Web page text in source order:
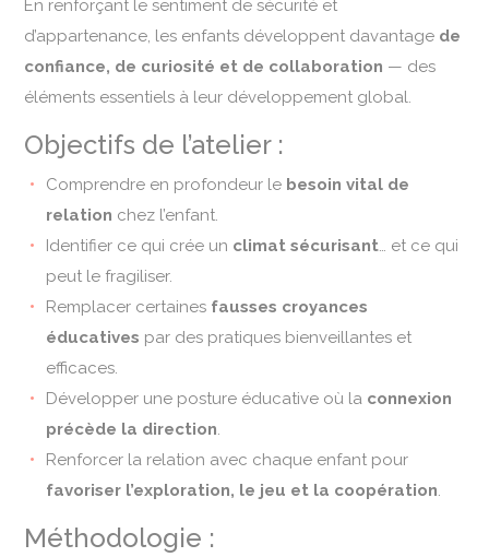
En renforçant le sentiment de sécurité et
d’appartenance, les enfants développent davantage de
confiance, de curiosité et de collaboration — des
éléments essentiels à leur développement global.
Objectifs de l’atelier :
Comprendre en profondeur le besoin vital de
relation chez l’enfant.
Identifier ce qui crée un climat sécurisant… et ce qui
peut le fragiliser.
Remplacer certaines fausses croyances
éducatives par des pratiques bienveillantes et
efficaces.
Développer une posture éducative où la connexion
précède la direction.
Renforcer la relation avec chaque enfant pour
favoriser l’exploration, le jeu et la coopération.
Méthodologie :